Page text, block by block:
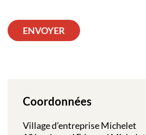
ENVOYER
Coordonnées
Village d’entreprise Michelet